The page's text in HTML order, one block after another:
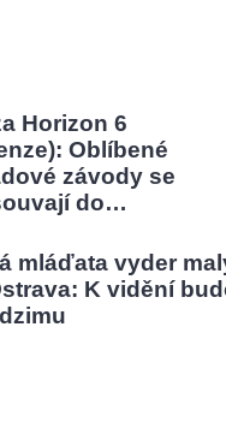
Horizon 6
Oblíbené
závody se
do…